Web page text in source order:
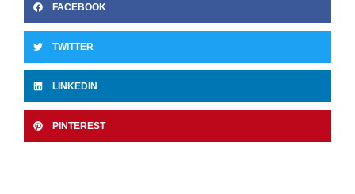
FACEBOOK
TWITTER
LINKEDIN
PINTEREST